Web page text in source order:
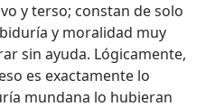
y terso; constan de solo
y moralidad muy
sin ayuda. Lógicamente,
es exactamente lo
mundana lo hubieran